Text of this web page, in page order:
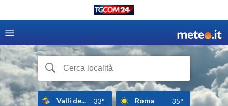
Valli de... 33° Roma 35°